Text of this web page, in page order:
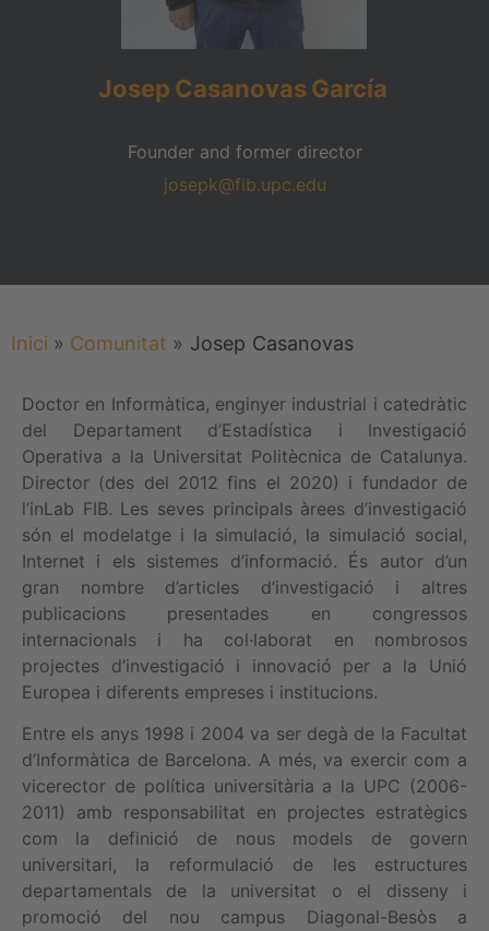
Josep Casanovas García
Founder and former director
josepk@fib.upc.edu
Inici » Comunitat » Josep Casanovas
Doctor en Informàtica, enginyer industrial i catedràtic
del Departament d’Estadística i Investigació
Operativa a la Universitat Politècnica de Catalunya.
Director (des del 2012 fins el 2020) i fundador de
l’inLab FIB. Les seves principals àrees d’investigació
són el modelatge i la simulació, la simulació social,
Internet i els sistemes d’informació. És autor d’un
gran nombre d’articles d’investigació i altres
publicacions presentades en congressos
internacionals i ha col·laborat en nombrosos
projectes d’investigació i innovació per a la Unió
Europea i diferents empreses i institucions.
Entre els anys 1998 i 2004 va ser degà de la Facultat
d’Informàtica de Barcelona. A més, va exercir com a
vicerector de política universitària a la UPC (2006-
2011) amb responsabilitat en projectes estratègics
com la definició de nous models de govern
universitari, la reformulació de les estructures
departamentals de la universitat o el disseny i
promoció del nou campus Diagonal-Besòs a